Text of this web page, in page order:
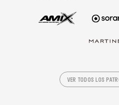
VER TODOS LOS